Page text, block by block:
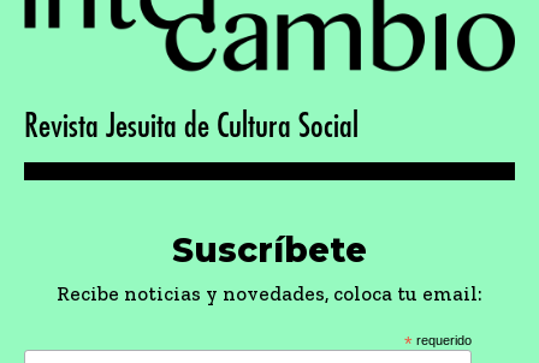
Revista Jesuita de Cultura Social
Suscríbete
Recibe noticias y novedades, coloca tu email:
* requerido